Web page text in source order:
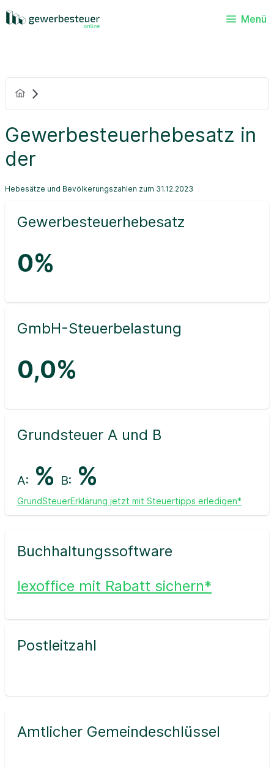
Menü
Gewerbesteuerhebesatz in
der
Hebesätze und Bevölkerungszahlen zum 31.12.2023
Gewerbesteuerhebesatz
0%
GmbH-Steuerbelastung
0,0%
Grundsteuer A und B
A: % B: %
GrundSteuerErklärung jetzt mit Steuertipps erledigen*
Buchhaltungssoftware
lexoffice mit Rabatt sichern*
Postleitzahl
Amtlicher Gemeindeschlüssel